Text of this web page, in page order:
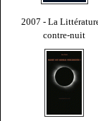
2007 - La
contre-nuit